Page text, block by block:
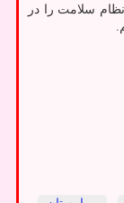
سلامت را در